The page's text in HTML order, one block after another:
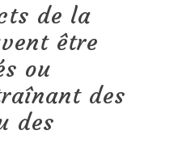
de la
être
ou
des
des